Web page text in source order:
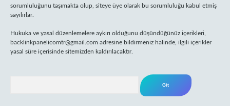
sorumluluğunu taşımakta olup, siteye üye olarak bu sorumluluğu kabul etmiş
sayılırlar.
Hukuka ve yasal düzenlemelere aykırı olduğunu düşündüğünüz içerikleri,
backlinkpanelicomtr@gmail.com adresine bildirmeniz halinde, ilgili içerikler
yasal süre içerisinde sitemizden kaldırılacaktır.